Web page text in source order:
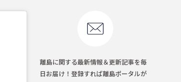
離島に関する最新情報＆更新記事を毎
日お届け！登録すれば離島ポータルが